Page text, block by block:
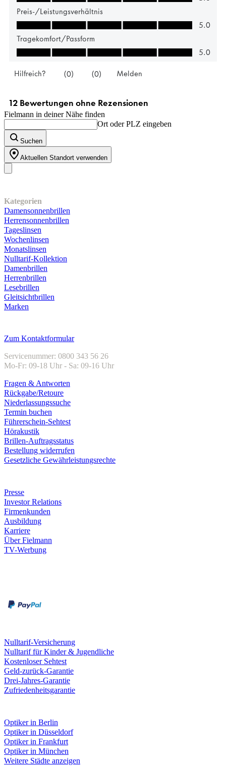
Fielmann in deiner Nähe finden
Ort oder PLZ eingeben
Suchen
Aktuellen Standort verwenden
Kategorien
Damensonnenbrillen
Herrensonnenbrillen
Tageslinsen
Wochenlinsen
Monatslinsen
Nulltarif-Kollektion
Damenbrillen
Herrenbrillen
Lesebrillen
Gleitsichtbrillen
Marken
Zum Kontaktformular
Servicenummer: 0800 343 56 26
Mo-Fr: 09-18 Uhr - Sa: 09-16 Uhr
Fragen & Antworten
Rückgabe/Retoure
Niederlassungssuche
Termin buchen
Führerschein-Sehtest
Hörakustik
Brillen-Auftragsstatus
Bestellung widerrufen
Gesetzliche Gewährleistungsrechte
Presse
Investor Relations
Firmenkunden
Ausbildung
Karriere
Über Fielmann
TV-Werbung
Nulltarif-Versicherung
Nulltarif für Kinder & Jugendliche
Kostenloser Sehtest
Geld-zurück-Garantie
Drei-Jahres-Garantie
Zufriedenheitsgarantie
Optiker in Berlin
Optiker in Düsseldorf
Optiker in Frankfurt
Optiker in München
Weitere Städte anzeigen